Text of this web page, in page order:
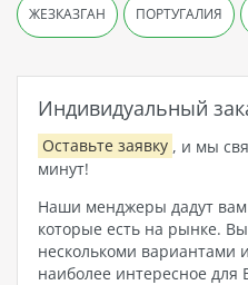
Индивидуальный
Оставьте заявку , и мы
минут!
Наши менджеры дадут
которые есть на рынке.
несколькоми вариантами
наиболее интересное для
ЖЕЗКАЗГАН ПОРТУГАЛИЯ